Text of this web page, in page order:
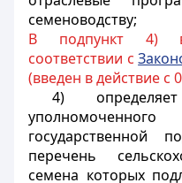
семеноводству;
В подпункт 4)
соответствии с
(введен в действие с
4)
уполномоченного
государственной
перечень
семена которых